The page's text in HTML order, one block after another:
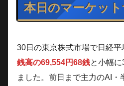
本日のマーケッ
30日の東京株式市場で日経平
銭高の69,554円68銭と小幅
ました。前日まで主力のAI・